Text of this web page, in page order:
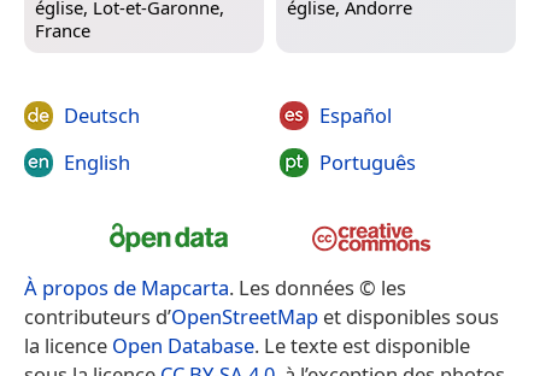
église, Lot-et-Garonne,
France
église, Andorre
Deutsch
English
Español
Português
À propos de Mapcarta. Les données © les
contributeurs d’OpenStreetMap et disponibles sous
la licence Open Database. Le texte est disponible